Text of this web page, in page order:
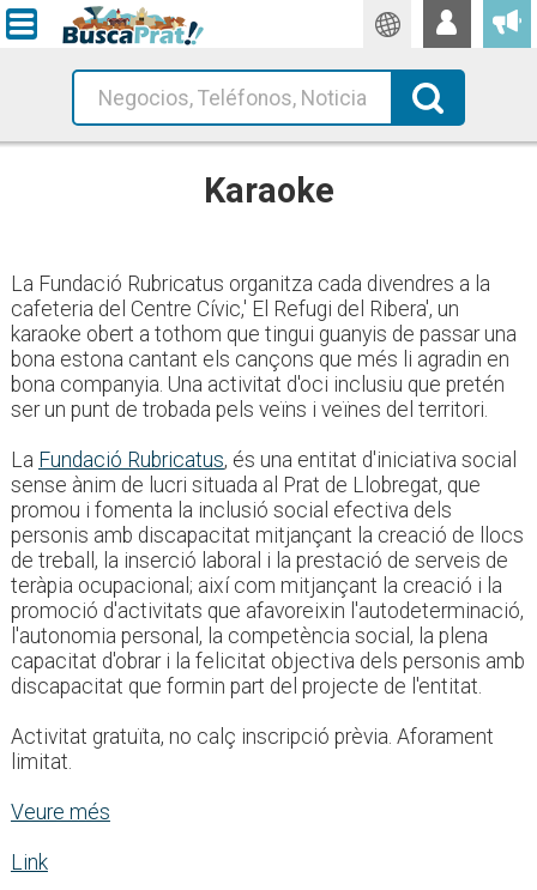
Traductor
Cerca!
Karaoke
La Fundació Rubricatus organitza cada divendres a la
cafeteria del Centre Cívic,' El Refugi del Ribera', un
karaoke obert a tothom que tingui guanyis de passar una
bona estona cantant els cançons que més li agradin en
bona companyia. Una activitat d'oci inclusiu que pretén
ser un punt de trobada pels veïns i veïnes del territori.
La Fundació Rubricatus, és una entitat d'iniciativa social
sense ànim de lucri situada al Prat de Llobregat, que
promou i fomenta la inclusió social efectiva dels
personis amb discapacitat mitjançant la creació de llocs
de treball, la inserció laboral i la prestació de serveis de
teràpia ocupacional; així com mitjançant la creació i la
promoció d'activitats que afavoreixin l'autodeterminació,
l'autonomia personal, la competència social, la plena
capacitat d'obrar i la felicitat objectiva dels personis amb
discapacitat que formin part del projecte de l'entitat.
Activitat gratuïta, no calç inscripció prèvia. Aforament
limitat.
Veure més
Link